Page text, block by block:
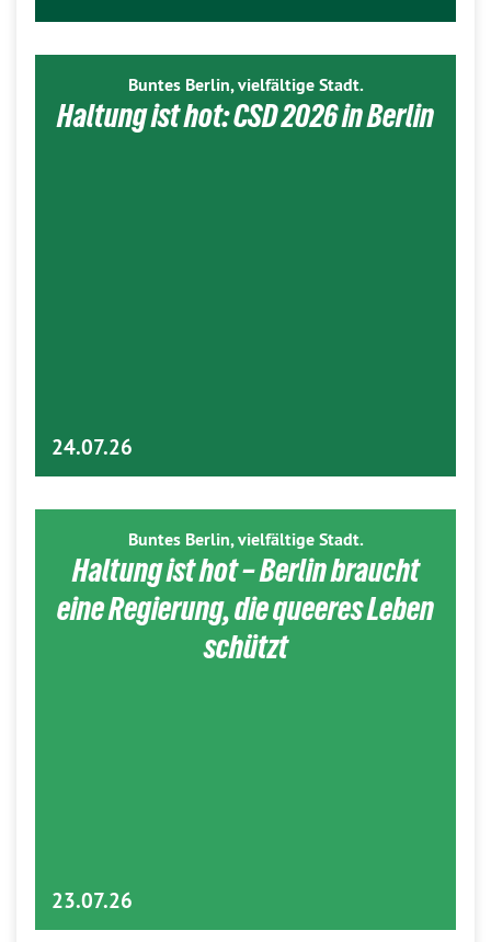
Buntes Berlin, vielfältige Stadt.
Haltung ist hot: CSD 2026 in Berlin
24.07.26
Buntes Berlin, vielfältige Stadt.
Haltung ist hot – Berlin braucht
eine Regierung, die queeres Leben
schützt
23.07.26